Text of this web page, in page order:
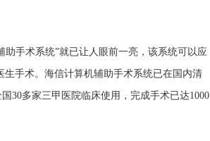
手术系统”就已让人眼前一亮，该系统可以应
手术。海信计算机辅助手术系统已在国内清
30多家三甲医院临床使用，完成手术已达1000